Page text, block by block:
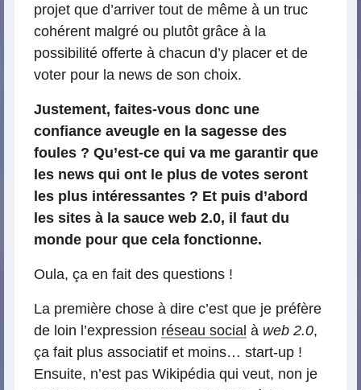
projet que d’arriver tout de même à un truc
cohérent malgré ou plutôt grâce à la
possibilité offerte à chacun d’y placer et de
voter pour la news de son choix.
Justement, faites-vous donc une
confiance aveugle en la sagesse des
foules ? Qu’est-ce qui va me garantir que
les news qui ont le plus de votes seront
les plus intéressantes ? Et puis d’abord
les sites à la sauce web 2.0, il faut du
monde pour que cela fonctionne.
Oula, ça en fait des questions !
La première chose à dire c’est que je préfère
de loin l’expression réseau social à web 2.0,
ça fait plus associatif et moins… start-up !
Ensuite, n’est pas Wikipédia qui veut, non je